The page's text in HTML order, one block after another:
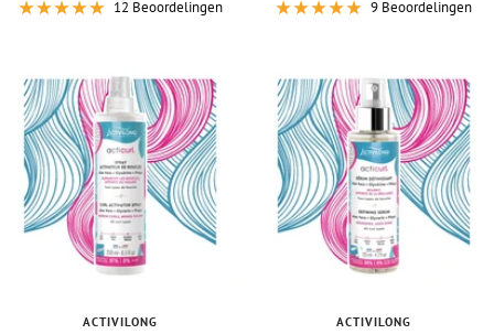
12 Beoordelingen 9 Beoordelingen
ACTIVILONG ACTIVILONG